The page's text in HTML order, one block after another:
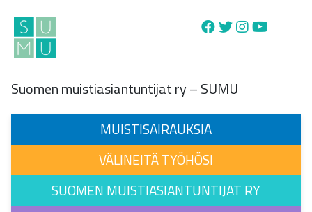
Main Navigation
Suomen muistiasiantuntijat ry – SUMU
MUISTISAIRAUKSIA
VÄLINEITÄ TYÖHÖSI
SUOMEN MUISTIASIANTUNTIJAT RY